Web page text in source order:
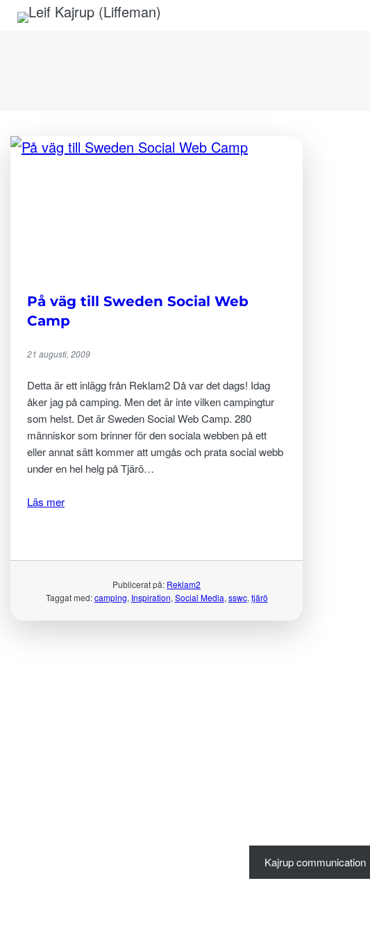
Hoppa till innehåll
På väg till Sweden Social Web
Camp
21 augusti, 2009
Detta är ett inlägg från Reklam2 Då var det dags! Idag
åker jag på camping. Men det är inte vilken campingtur
som helst. Det är Sweden Social Web Camp. 280
människor som brinner för den sociala webben på ett
eller annat sätt kommer att umgås och prata social webb
under en hel helg på Tjärö…
Läs mer
Publicerat på: Reklam2
Taggat med:camping, Inspiration, Social Media, sswc, tjärö
Kajrup communication